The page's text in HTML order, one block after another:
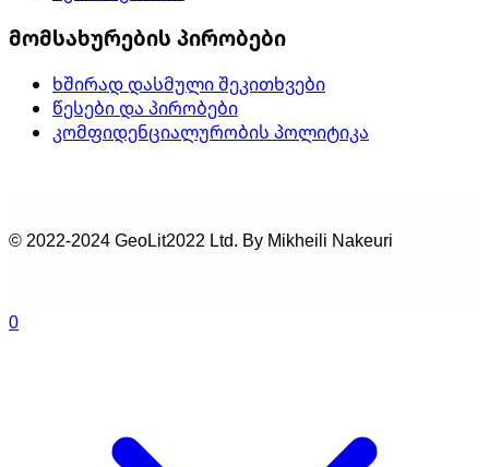
მომსახურების პირობები
ხშირად დასმული შეკითხვები
წესები და პირობები
კომფიდენციალურობის პოლიტიკა
© 2022-2024 GeoLit2022 Ltd. By Mikheili Nakeuri
0